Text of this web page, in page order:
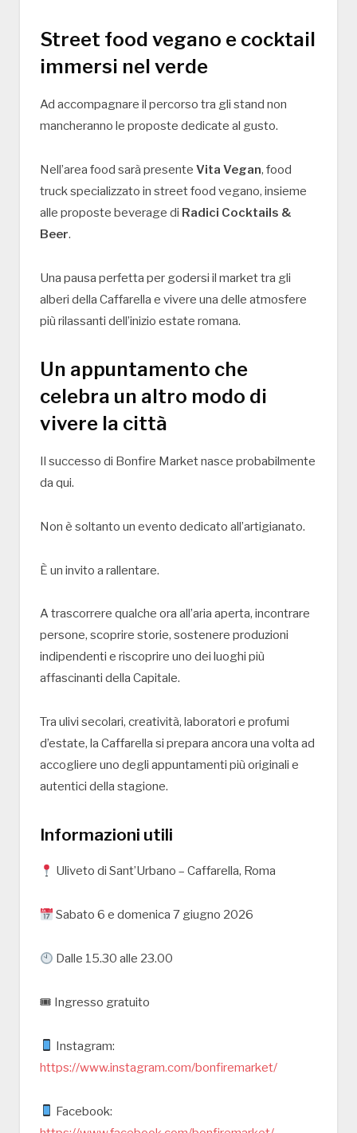
Street food vegano e cocktail
immersi nel verde
Ad accompagnare il percorso tra gli stand non
mancheranno le proposte dedicate al gusto.
Nell’area food sarà presente Vita Vegan, food
truck specializzato in street food vegano, insieme
alle proposte beverage di Radici Cocktails &
Beer.
Una pausa perfetta per godersi il market tra gli
alberi della Caffarella e vivere una delle atmosfere
più rilassanti dell’inizio estate romana.
Un appuntamento che
celebra un altro modo di
vivere la città
Il successo di Bonfire Market nasce probabilmente
da qui.
Non è soltanto un evento dedicato all’artigianato.
È un invito a rallentare.
A trascorrere qualche ora all’aria aperta, incontrare
persone, scoprire storie, sostenere produzioni
indipendenti e riscoprire uno dei luoghi più
affascinanti della Capitale.
Tra ulivi secolari, creatività, laboratori e profumi
d’estate, la Caffarella si prepara ancora una volta ad
accogliere uno degli appuntamenti più originali e
autentici della stagione.
Informazioni utili
Uliveto di Sant’Urbano – Caffarella, Roma
Sabato 6 e domenica 7 giugno 2026
Dalle 15.30 alle 23.00
🎟 Ingresso gratuito
Instagram:
https://www.instagram.com/bonfiremarket/
Facebook: